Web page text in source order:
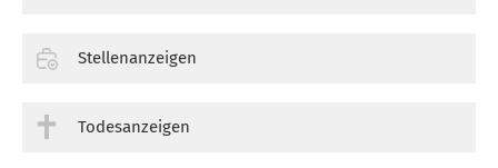
Stellenanzeigen
Todesanzeigen